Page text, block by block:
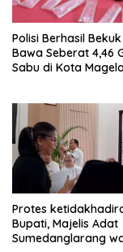
Polisi Berhasil
Bawa Seberat 4,46
Sabu di Kota
Protes
Bupati, Majelis Adat
Sumedanglarang